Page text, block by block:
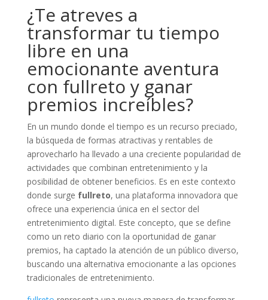
¿Te atreves a
transformar tu tiempo
libre en una
emocionante aventura
con fullreto y ganar
premios increíbles?
En un mundo donde el tiempo es un recurso preciado,
la búsqueda de formas atractivas y rentables de
aprovecharlo ha llevado a una creciente popularidad de
actividades que combinan entretenimiento y la
posibilidad de obtener beneficios. Es en este contexto
donde surge fullreto, una plataforma innovadora que
ofrece una experiencia única en el sector del
entretenimiento digital. Este concepto, que se define
como un reto diario con la oportunidad de ganar
premios, ha captado la atención de un público diverso,
buscando una alternativa emocionante a las opciones
tradicionales de entretenimiento.